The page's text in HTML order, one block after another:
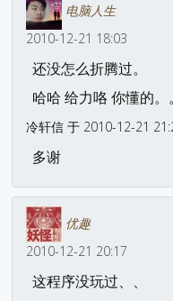
电脑人生
2010-12-21 18:03
还没怎么折腾过。
哈哈 给力咯 你懂的。。
冷轩信 于 2010-12-21
多谢
优趣
2010-12-21 20:17
这程序没玩过、、